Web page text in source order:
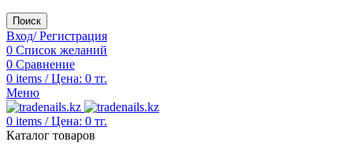
Поиск
Вход/ Регистрация
0 Список желаний
0 Сравнение
0 items / Цена: 0 тг.
Меню
0 items / Цена: 0 тг.
Каталог товаров